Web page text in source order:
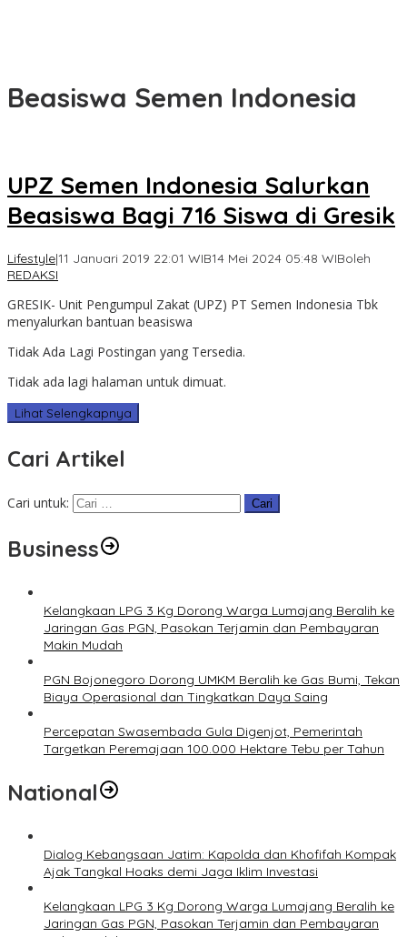
Beasiswa Semen Indonesia
UPZ Semen Indonesia Salurkan
Beasiswa Bagi 716 Siswa di Gresik
Lifestyle|11 Januari 2019 22:01 WIB14 Mei 2024 05:48 WIBoleh
REDAKSI
GRESIK- Unit Pengumpul Zakat (UPZ) PT Semen Indonesia Tbk
menyalurkan bantuan beasiswa
Tidak Ada Lagi Postingan yang Tersedia.
Tidak ada lagi halaman untuk dimuat.
Lihat Selengkapnya
Cari Artikel
Cari untuk:
Business
Kelangkaan LPG 3 Kg Dorong Warga Lumajang Beralih ke
Jaringan Gas PGN, Pasokan Terjamin dan Pembayaran
Makin Mudah
PGN Bojonegoro Dorong UMKM Beralih ke Gas Bumi, Tekan
Biaya Operasional dan Tingkatkan Daya Saing
Percepatan Swasembada Gula Digenjot, Pemerintah
Targetkan Peremajaan 100.000 Hektare Tebu per Tahun
National
Dialog Kebangsaan Jatim: Kapolda dan Khofifah Kompak
Ajak Tangkal Hoaks demi Jaga Iklim Investasi
Kelangkaan LPG 3 Kg Dorong Warga Lumajang Beralih ke
Jaringan Gas PGN, Pasokan Terjamin dan Pembayaran